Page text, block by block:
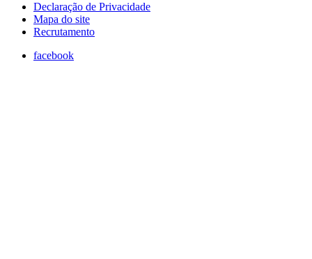
Declaração de Privacidade
Mapa do site
Recrutamento
facebook